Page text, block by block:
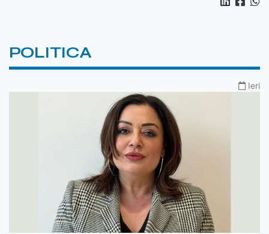
POLITICA
Ieri